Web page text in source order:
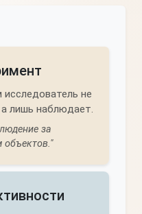
не
лишь наблюдает.
за
объектов."